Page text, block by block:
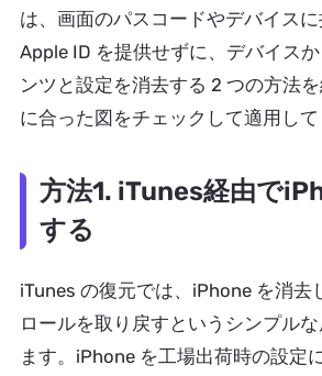
は、画面のパスコードやデバイス
Apple ID を提供せずに、デバイス
ンツと設定を消去する 2 つの方法
に合った図をチェックして適用して
方法1. iTunes経由で
する
iTunes の復元では、iPhone を消去
ロールを取り戻すというシンプル
ます。iPhone を工場出荷時の設定